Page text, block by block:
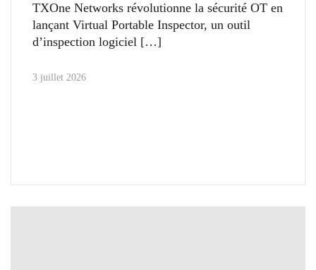
TXOne Networks révolutionne la sécurité OT en
lançant Virtual Portable Inspector, un outil
d’inspection logiciel
3 juillet 2026